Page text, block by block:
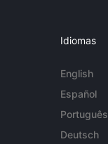
Idiomas
English
Español
Português
Deutsch